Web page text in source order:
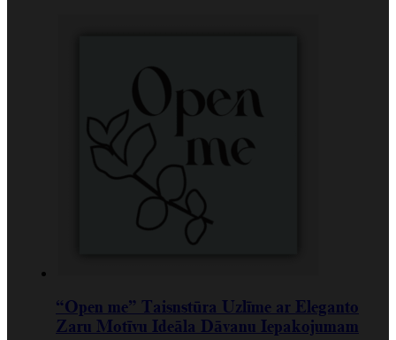
“Open me” Taisnstūra Uzlīme ar Eleganto
Zaru Motīvu Ideāla Dāvanu Iepakojumam